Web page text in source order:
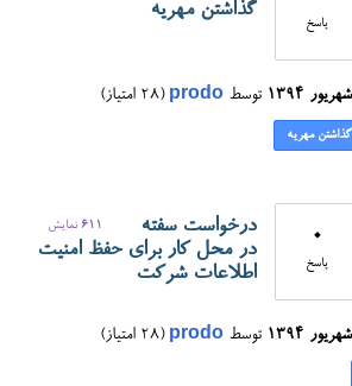
پاسخ
گذاشتن مهریه
توسط prodo
(
28 امتیاز)
گذاشتن مهریه
0
پاسخ
611 نمایش
درخواست سفته
در محل کار برای حفظ امنیت
اطلاعات شرکت
توسط prodo
(
28 امتیاز)